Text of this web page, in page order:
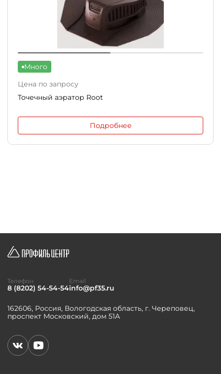
Много
Цена по запросу
Точечный аэратор Root
Подробнее
162606, Россия, Вологодская область, г. Череповец,
проспект Московский, дом 51А
Телефон
8 (8202) 54-54-54
Email
info@pf35.ru